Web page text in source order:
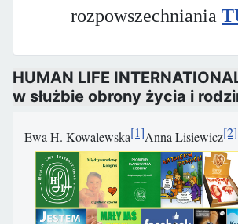
rozpowszechniania
HUMAN LIFE
w służbie obrony życia i
Ewa H. Kowalewska[1]Anna Lisiewicz[2]